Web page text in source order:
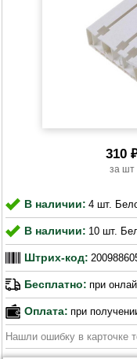
310
В наличии: 4 шт.
В наличии: 10 шт.
Штрих-код:
Бесплатно: при
Оплата: при
Нашли ошибку в карточке